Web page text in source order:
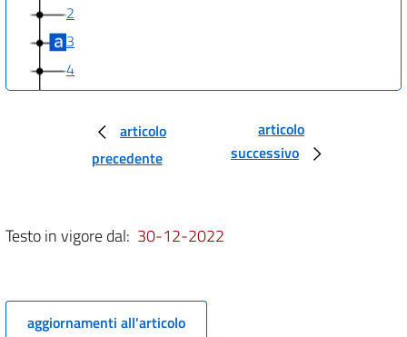
2
3
4
5
10
11
12
articolo
precedente
articolo
successivo
Testo in vigore dal: 30-12-2022
aggiornamenti all'articolo